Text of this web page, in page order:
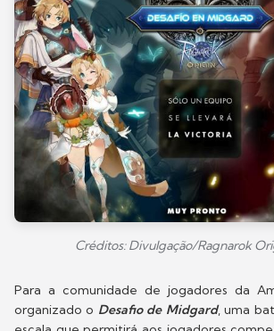
Créditos: Divulgação/Ragnarok
Para a comunidade de jogadores da
organizado o Desafio de Midgard, uma